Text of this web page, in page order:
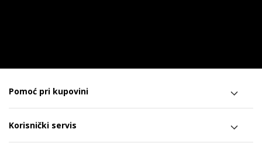
Pomoć pri kupovini
Korisnički servis